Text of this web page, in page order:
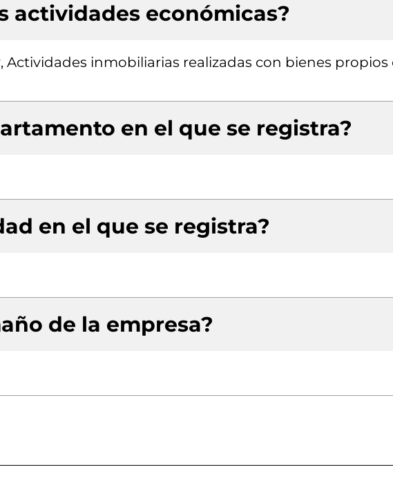
actividades económicas?
Actividades inmobiliarias realizadas con bienes propios
en el que se registra?
en el que se registra?
de la empresa?